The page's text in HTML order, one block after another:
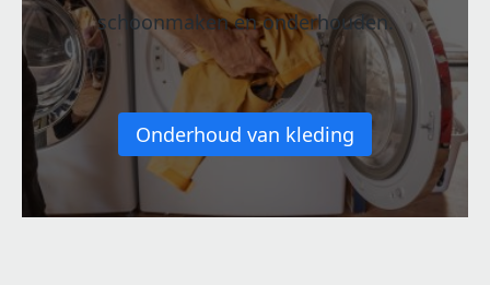
schoonmaken en onderhouden.
Onderhoud van kleding